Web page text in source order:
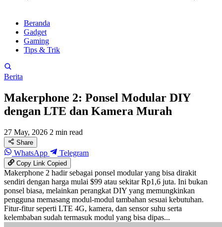
Beranda
Gadget
Gaming
Tips & Trik
Berita
Makerphone 2: Ponsel Modular DIY
dengan LTE dan Kamera Murah
27 May, 2026 2 min read
Share
WhatsApp Telegram
Copy LinkCopied
Makerphone 2 hadir sebagai ponsel modular yang bisa dirakit
sendiri dengan harga mulai $99 atau sekitar Rp1,6 juta. Ini bukan
ponsel biasa, melainkan perangkat DIY yang memungkinkan
pengguna memasang modul-modul tambahan sesuai kebutuhan.
Fitur-fitur seperti LTE 4G, kamera, dan sensor suhu serta
kelembaban sudah termasuk modul yang bisa dipas...